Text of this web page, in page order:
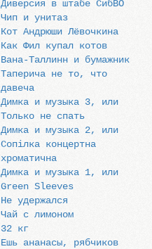
Диверсия в штабе СибВО
Чип и унитаз
Кот Андрюши Лёвочкина
Как Фил купал котов
Вана-Таллинн и бумажник
Таперича не то, что
давеча
Димка и музыка 3, или
Только не спать
Димка и музыка 2, или
Сопiлка концертна
хроматична
Димка и музыка 1, или
Green Sleeves
Не удержался
Чай с лимоном
32 кг
Ешь ананасы, рябчиков